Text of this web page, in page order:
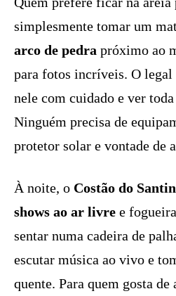
simplesmente tomar um
arco de pedra próximo ao
para fotos incríveis. O legal
nele com cuidado e ver
Ninguém precisa de
protetor solar e vontade de
À noite, o Costão do
shows ao ar livre e
sentar numa cadeira de
escutar música ao vivo e
quente. Para quem gosta de